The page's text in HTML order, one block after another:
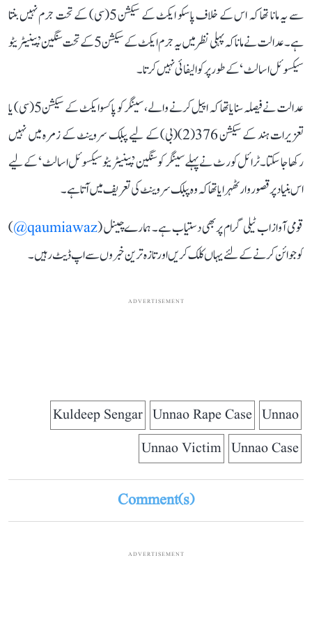
سے یہ مانا تھا کہ اس کے خلاف پاسکو ایکٹ کے سیکشن 5(سی) کے تحت جرم نہیں بنتا
ہے۔ عدالت نے مانا کہ پہلی نظر میں یہ جرم ایکٹ کے سیکشن 5 کے تحت سنگین ’پینیٹریٹو
سیکسوئل اسالٹ‘ کے طور پر کوالیفائی نہیں کرتا۔
عدالت نے فیصلہ سنایا تھا کہ اپیل کرنے والے، سینگر کو پاکسو ایکٹ کے سیکشن 5(سی) یا
تعزیرات ہند کے سیکشن 376(2)(بی) کے لیے پبلک سروینٹ کے زمرہ میں نہیں
رکھا جا سکتا۔ ٹرائل کورٹ نے پہلے سینگر کو سنگین ’پینیٹریٹو سیکسوئل اسالٹ‘ کے لیے
اس بنیاد پر قصوروار ٹھہرایا تھا کہ وہ پبلک سروینٹ کی تعریف میں آتا ہے۔
قومی آواز اب ٹیلی گرام پر بھی دستیاب ہے۔ ہمارے چینل (qaumiawaz@
)
کو جوائن کرنے کے لئے یہاں کلک کریں اور تازہ ترین خبروں سے اپ ڈیٹ رہیں۔
ADVERTISEMENT
Unnao
Unnao Rape Case
Kuldeep Sengar
Unnao Case
Unnao Victim
Comment(s)
ADVERTISEMENT